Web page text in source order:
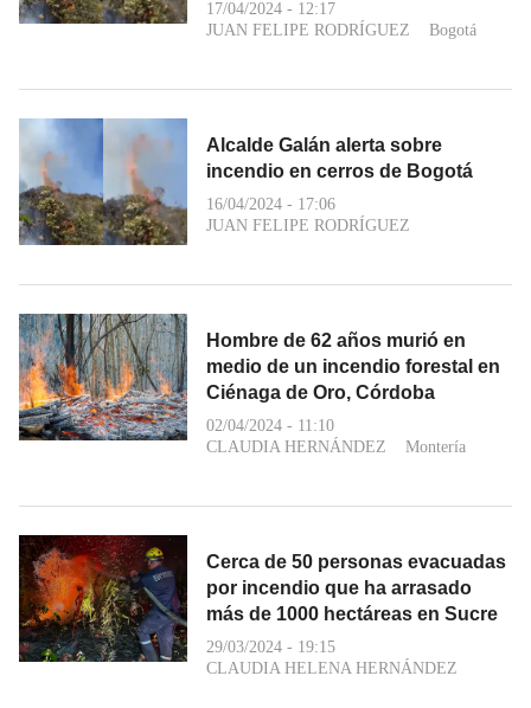
17/04/2024 - 12:17
JUAN FELIPE RODRÍGUEZ
Bogotá
Alcalde Galán alerta sobre
incendio en cerros de Bogotá
16/04/2024 - 17:06
JUAN FELIPE RODRÍGUEZ
Hombre de 62 años murió en
medio de un incendio forestal en
Ciénaga de Oro, Córdoba
02/04/2024 - 11:10
CLAUDIA HERNÁNDEZ
Montería
Cerca de 50 personas evacuadas
por incendio que ha arrasado
más de 1000 hectáreas en Sucre
29/03/2024 - 19:15
CLAUDIA HELENA HERNÁNDEZ